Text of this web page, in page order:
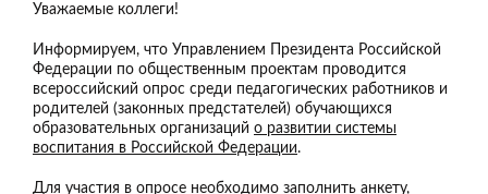
Уважаемые коллеги!
Информируем, что Управлением Президента Российской
Федерации по общественным проектам проводится
всероссийский опрос среди педагогических работников и
родителей (законных предстателей) обучающихся
образовательных организаций о развитии системы
воспитания в Российской Федерации.
Для участия в опросе необходимо заполнить анкету,